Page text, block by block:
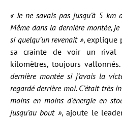
« Je ne savais pas jusqu’à 5 km
Même dans la dernière montée,
si quelqu’un revenait », explique
sa crainte de voir un rival
kilomètres, toujours
dernière montée si j’avais la
regardé derrière moi. C’était très
moins en moins d’énergie en
jusqu’au bout », ajoute le